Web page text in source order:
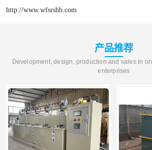
http://www.wfsrshb.com
产品推荐
Development, design, production and sales in
enterprises